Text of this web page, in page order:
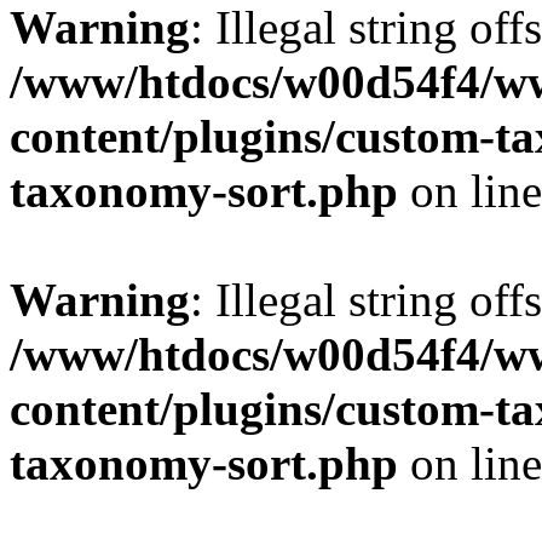
Warning: Illegal string
/www/htdocs/w00d54f4/
content/plugins/custom-
taxonomy-sort.php on
Warning: Illegal string
/www/htdocs/w00d54f4/
content/plugins/custom-
taxonomy-sort.php on